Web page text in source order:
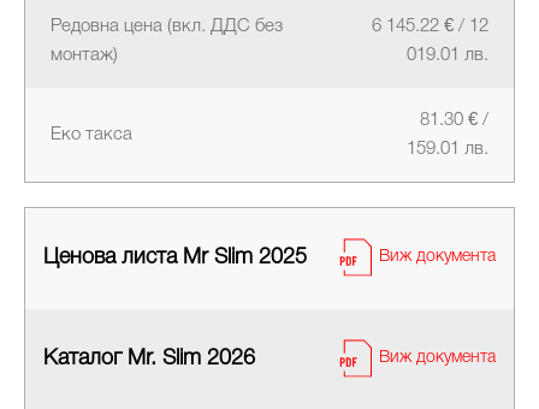
Редовна цена (вкл. ДДС без
монтаж)
6 145.22 € / 12
019.01 лв.
Еко такса
81.30 € /
159.01 лв.
Ценова листа Mr Slim 2025 Виж документа
Каталог Mr. Slim 2026 Виж документа